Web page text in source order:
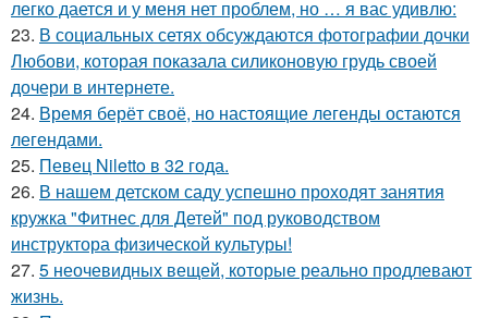
легко дается и у меня нет проблем, но … я вас удивлю:
23. В социальных сетях обсуждаются фотографии дочки
Любови, которая показала силиконовую грудь своей
дочери в интернете.
24. Время берёт своё, но настоящие легенды остаются
легендами.
25. Певец Niletto в 32 года.
26. В нашем детском саду успешно проходят занятия
кружка "Фитнес для Детей" под руководством
инструктора физической культуры!
27. 5 неочевидных вещей, которые реально продлевают
жизнь.